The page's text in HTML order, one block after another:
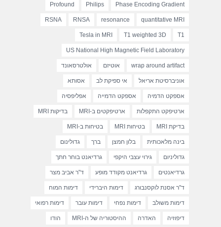
Phase Encoding Gradient
Philips
Profound
quantitative MRI
resonance
RNSA
RSNA
T1
T1 weighted 3D
Tesla in MRI
US National High Magnetic Field Laboratory
wrap around artifact אוטיזם אולטרסאונד
אוניברסיטת אריאל אי ספיקת לב אסותא
אספקט הדמיה אספקט הדמייה אפליפסיה
ארטיפקט התקפלות ארטיפקטים ב-MRI בדיקות MRI
בדיקת MRI בטיחות MRI בטיחות ב-MRI
בינה מלאכותית בלון חמצן ברך גדולינום
גדוליניום גירוי עצבי היקפי גרדיאנט בוחר חתך
גרדיאנטים גרדיאנט מקודד מופע ד"ר אביב מצר
ד"ר אסנת לוקסנבורג דימות היברידי דימות המוח
דימות משולב דימות נפחי דימות עובר דימות רפואי
דיפוזיה האדרה ההיסטוריה של ה-MRI הודו